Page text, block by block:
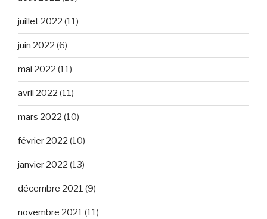
juillet 2022 (11)
juin 2022 (6)
mai 2022 (11)
avril 2022 (11)
mars 2022 (10)
février 2022 (10)
janvier 2022 (13)
décembre 2021 (9)
novembre 2021 (11)